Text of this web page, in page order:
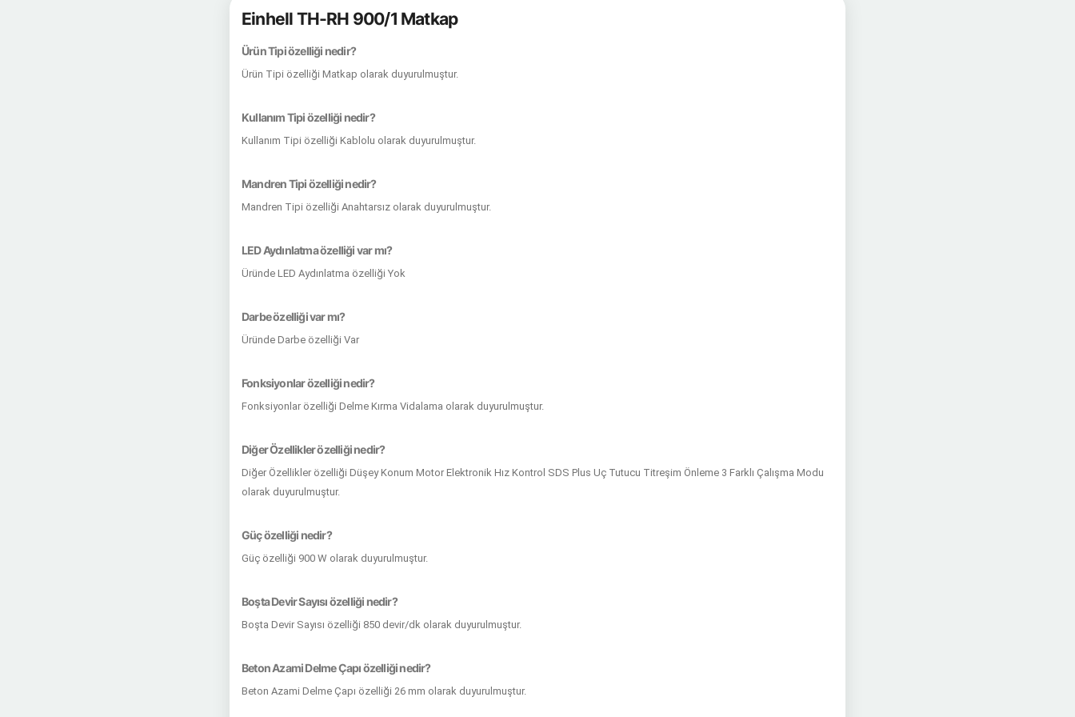
Einhell TH-RH 900/1 Matkap
Ürün Tipi özelliği nedir?
Ürün Tipi özelliği Matkap olarak duyurulmuştur.
Kullanım Tipi özelliği nedir?
Kullanım Tipi özelliği Kablolu olarak duyurulmuştur.
Mandren Tipi özelliği nedir?
Mandren Tipi özelliği Anahtarsız olarak duyurulmuştur.
LED Aydınlatma özelliği var mı?
Üründe LED Aydınlatma özelliği Yok
Darbe özelliği var mı?
Üründe Darbe özelliği Var
Fonksiyonlar özelliği nedir?
Fonksiyonlar özelliği Delme Kırma Vidalama olarak duyurulmuştur.
Diğer Özellikler özelliği nedir?
Diğer Özellikler özelliği Düşey Konum Motor Elektronik Hız Kontrol SDS Plus Uç Tutucu Titreşim Önleme 3 Farklı Çalışma Modu
olarak duyurulmuştur.
Güç özelliği nedir?
Güç özelliği 900 W olarak duyurulmuştur.
Boşta Devir Sayısı özelliği nedir?
Boşta Devir Sayısı özelliği 850 devir/dk olarak duyurulmuştur.
Beton Azami Delme Çapı özelliği nedir?
Beton Azami Delme Çapı özelliği 26 mm olarak duyurulmuştur.